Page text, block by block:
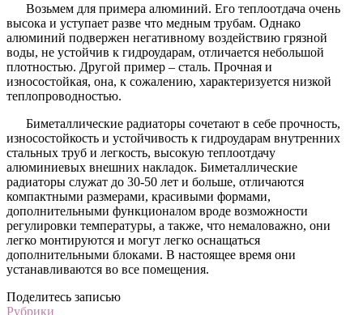
Возьмем для примера алюминий. Его теплоотдача очень
высока и уступает разве что медным трубам. Однако
алюминий подвержен негативному воздействию грязной
воды, не устойчив к гидроударам, отличается небольшой
плотностью. Другой пример – сталь. Прочная и
износостойкая, она, к сожалению, характеризуется низкой
теплопроводностью.
Биметаллические радиаторы сочетают в себе прочность,
износостойкость и устойчивость к гидроударам внутренних
стальных труб и легкость, высокую теплоотдачу
алюминиевых внешних накладок. Биметаллические
радиаторы служат до 30-50 лет и больше, отличаются
компактными размерами, красивыми формами,
дополнительными функционалом вроде возможности
регулировки температуры, а также, что немаловажно, они
легко монтируются и могут легко оснащаться
дополнительными блоками. В настоящее время они
устанавливаются во все помещения.
Поделитесь записью
Рубрики